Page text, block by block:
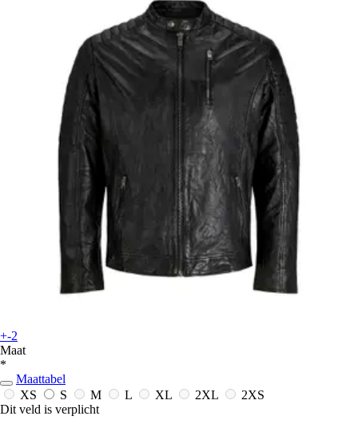
+-2
Maat
*
Maattabel
XS
S M L XL 2XL
2XS
Dit veld is verplicht